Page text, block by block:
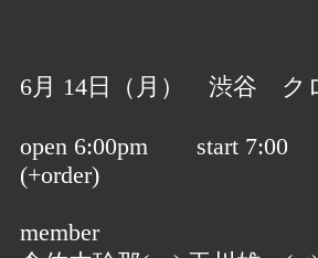
6月 14日（月） 渋谷 ク
open 6:00pm start 7:00
(+order)
member